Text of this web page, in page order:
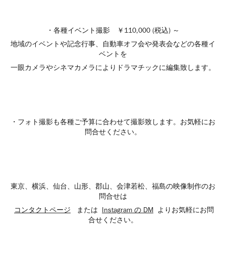
・各種イベント撮影 ￥110,000 (税込) ～
地域のイベントや記念行事、自動車オフ会や発表会などの各種イ
ベントを
一眼カメラやシネマカメラによりドラマチックに編集致します。
・フォト撮影も各種ご予算に合わせて撮影致します。お気軽にお
問合せください。
東京、横浜、仙台、山形、郡山、会津若松、福島の映像制作のお
問合せは
コンタクトページ または Instagram の DM よりお気軽にお問
合せください。